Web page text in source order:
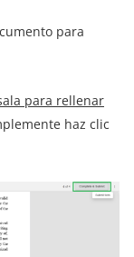
para
para rellenar
haz clic